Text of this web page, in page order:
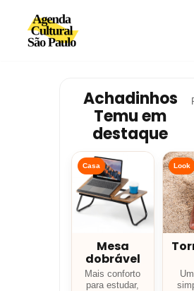
Avançar
Achadinhos
Temu em
destaque
Casa
Mesa
dobrável
Mais conforto
para estudar,
Look